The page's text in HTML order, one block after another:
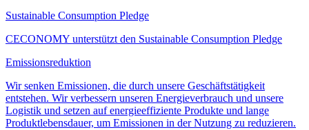
Sustainable Consumption Pledge
CECONOMY unterstützt den Sustainable Consumption Pledge
Emissionsreduktion
Wir senken Emissionen, die durch unsere Geschäftstätigkeit
entstehen. Wir verbessern unseren Energieverbrauch und unsere
Logistik und setzen auf energieeffiziente Produkte und lange
Produktlebensdauer, um Emissionen in der Nutzung zu reduzieren.